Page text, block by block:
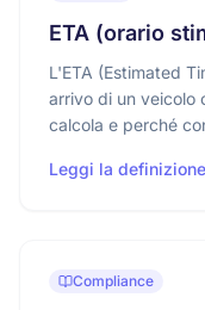
ETA (orario
L'ETA (Estimated
arrivo di un veicolo
calcola e perché
Leggi la definizione
Compliance